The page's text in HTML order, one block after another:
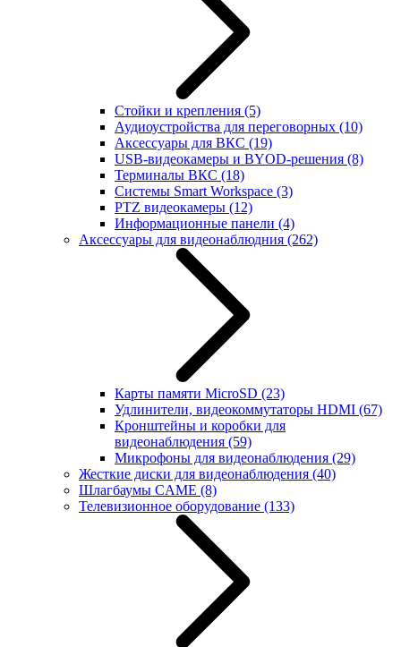
Стойки и крепления (5)
Аудиоустройства для переговорных (10)
Аксессуары для ВКС (19)
USB-видеокамеры и BYOD-решения (8)
Терминалы ВКС (18)
Системы Smart Workspace (3)
PTZ видеокамеры (12)
Информационные панели (4)
Аксессуары для видеонаблюдния (262)
Карты памяти MicroSD (23)
Удлинители, видеокоммутаторы HDMI (67)
Кронштейны и коробки для
видеонаблюдения (59)
Микрофоны для видеонаблюдения (29)
Жесткие диски для видеонаблюдения (40)
Шлагбаумы CAME (8)
Телевизионное оборудование (133)